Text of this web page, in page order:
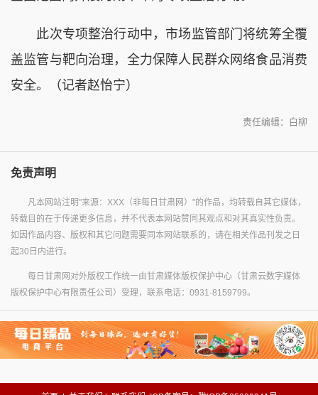
此次专项整治行动中，市场监管部门将统筹全覆
盖监管与靶向治理，全力保障人民群众网络食品消费
安全。（记者赵怡宁）
责任编辑：白柳
免责声明
凡本网站注明"来源：XXX（非每日甘肃网）"的作品，均转载自其它媒体，
转载目的在于传递更多信息，并不代表本网站赞同其观点和对其真实性负责。
如因作品内容、版权和其它问题需要同本网站联系的，请在相关作品刊发之日
起30日内进行。
每日甘肃网对外版权工作统一由甘肃媒体版权保护中心（甘肃云数字媒体
版权保护中心有限责任公司）受理，联系电话：0931-8159799。